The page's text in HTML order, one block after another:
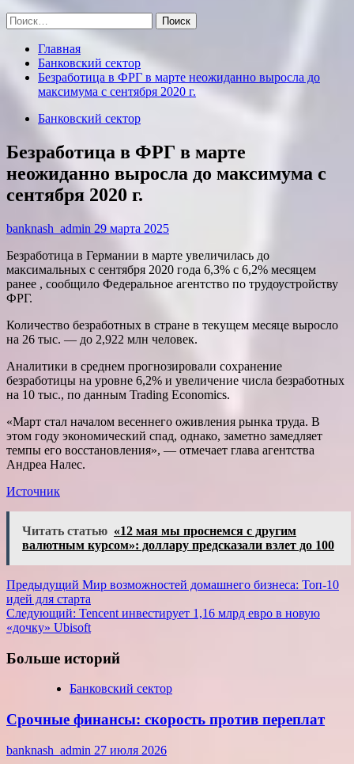
Найти:
Главная
Банковский сектор
Безработица в ФРГ в марте неожиданно выросла до
максимума с сентября 2020 г.
Банковский сектор
Безработица в ФРГ в марте
неожиданно выросла до максимума с
сентября 2020 г.
banknash_admin 29 марта 2025
Безработица в Германии в марте увеличилась до
максимальных с сентября 2020 года 6,3% с 6,2% месяцем
ранее , сообщило Федеральное агентство по трудоустройству
ФРГ.
Количество безработных в стране в текущем месяце выросло
на 26 тыс. — до 2,922 млн человек.
Аналитики в среднем прогнозировали сохранение
безработицы на уровне 6,2% и увеличение числа безработных
на 10 тыс., по данным Trading Economics.
«Март стал началом весеннего оживления рынка труда. В
этом году экономический спад, однако, заметно замедляет
темпы его восстановления», — отмечает глава агентства
Андреа Налес.
Источник
Читать статью «12 мая мы проснемся с другим
валютным курсом»: доллару предсказали взлет до 100
Навигация
записи
Предыдущий Мир возможностей домашнего бизнеса: Топ-10
идей для старта
Следующий: Tencent инвестирует 1,16 млрд евро в новую
«дочку» Ubisoft
Больше историй
Банковский сектор
Срочные финансы: скорость против переплат
banknash_admin 27 июля 2026